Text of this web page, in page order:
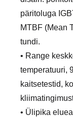
päritoluga
MTBF (Mean
tundi.
• Range
temperatuuri,
kaitsetestid,
• Ülipika